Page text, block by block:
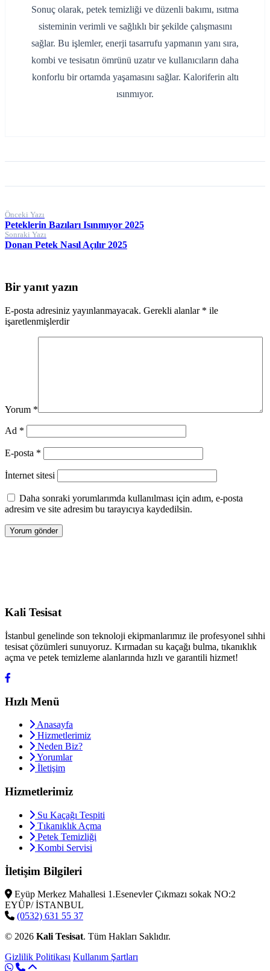
Sonuç olarak, petek temizliği ve düzenli bakımı, ısıtma
sisteminin verimli ve sağlıklı bir şekilde çalışmasını
sağlar. Bu işlemler, enerji tasarrufu yapmanın yanı sıra,
kombi ve tesisatın ömrünü uzatır ve kullanıcıların daha
konforlu bir ortamda yaşamasını sağlar. Kaloriferin altı
ısınmıyor.
Yazı
gezinmesi
Önceki Yazı
Peteklerin Bazıları Isınmıyor 2025
Sonraki Yazı
Donan Petek Nasıl Açılır 2025
Bir yanıt yazın
E-posta adresiniz yayınlanmayacak. Gerekli alanlar * ile
işaretlenmişlerdir
Yorum *
Ad *
E-posta *
İnternet sitesi
Daha sonraki yorumlarımda kullanılması için adım, e-posta
adresim ve site adresim bu tarayıcıya kaydedilsin.
Kali Tesisat
İstanbul genelinde son teknoloji ekipmanlarımız ile profesyonel sıhhi
tesisat çözümleri sunuyoruz. Kırmadan su kaçağı bulma, tıkanıklık
açma ve petek temizleme alanlarında hızlı ve garantili hizmet!
Hızlı Menü
Anasayfa
Hizmetlerimiz
Neden Biz?
Yorumlar
İletişim
Hizmetlerimiz
Su Kaçağı Tespiti
Tıkanıklık Açma
Petek Temizliği
Kombi Servisi
İletişim Bilgileri
Eyüp Merkez Mahallesi 1.Esenevler Çıkmazı sokak NO:2
EYÜP/ İSTANBUL
(0532) 631 55 37
© 2026 Kali Tesisat. Tüm Hakları Saklıdır.
Gizlilik Politikası Kullanım Şartları